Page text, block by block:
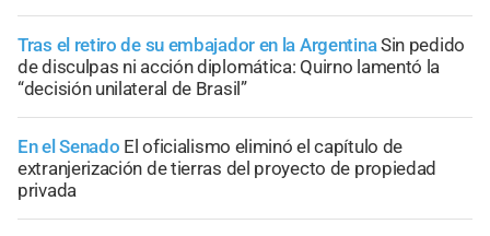
Tras el retiro de su embajador en la ArgentinaSin pedido
de disculpas ni acción diplomática: Quirno lamentó la
“decisión unilateral de Brasil”
En el Senado El oficialismo eliminó el capítulo de
extranjerización de tierras del proyecto de propiedad
privada